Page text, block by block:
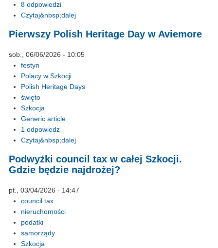
8 odpowiedzi
Czytaj&nbsp;dalej
Pierwszy Polish Heritage Day w Aviemore
sob., 06/06/2026 - 10:05
festyn
Polacy w Szkocji
Polish Heritage Days
święto
Szkocja
Generic article
1 odpowiedz
Czytaj&nbsp;dalej
Podwyżki council tax w całej Szkocji.
Gdzie będzie najdrożej?
pt., 03/04/2026 - 14:47
council tax
nieruchomości
podatki
samorządy
Szkocja